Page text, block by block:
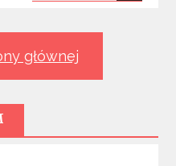
głównej